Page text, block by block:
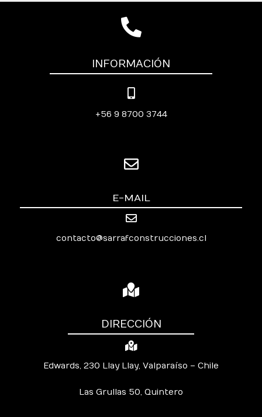
INFORMACIÓN
+56 9 8700 3744
E-MAIL
contacto@sarrafconstrucciones.cl
DIRECCIÓN
Edwards, 230 Llay Llay, Valparaíso – Chile
Las Grullas 50, Quintero